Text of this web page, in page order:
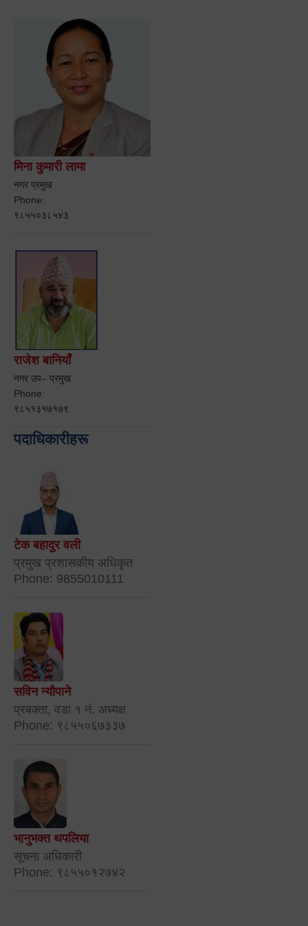
मिना कुमारी लामा
नगर प्रमुख
Phone:
९८५५०३८५४३
राजेश बानियाँ
नगर उप– प्रमुख
Phone:
९८५१३१७१७९
पदाधिकारीहरू
टेक बहादुर वली
प्रमुख प्रशासकीय अधिकृत
Phone: 9855010111
सविन न्यौपाने
प्रबक्ता, वडा १ नं. अध्यक्ष
Phone: ९८५५०६७३३७
भानुभक्त थपलिया
सूचना अधिकारी
Phone: ९८५५०१२७४२